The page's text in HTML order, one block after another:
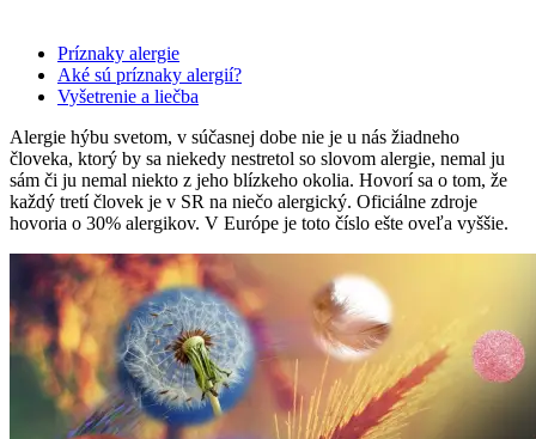
Príznaky alergie
Aké sú príznaky alergií?
Vyšetrenie a liečba
Alergie hýbu svetom, v súčasnej dobe nie je u nás žiadneho
človeka, ktorý by sa niekedy nestretol so slovom alergie, nemal ju
sám či ju nemal niekto z jeho blízkeho okolia. Hovorí sa o tom, že
každý tretí človek je v SR na niečo alergický. Oficiálne zdroje
hovoria o 30% alergikov. V Európe je toto číslo ešte oveľa vyššie.